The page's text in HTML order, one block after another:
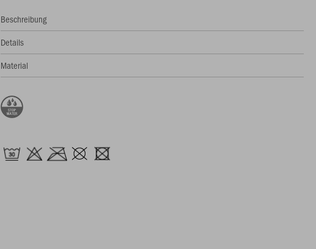
Beschreibung
Details
Material